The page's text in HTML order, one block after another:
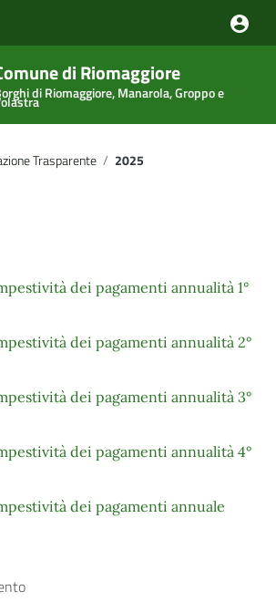
navigazionedi Riomaggiore
di Riomaggiore, Manarola, Groppo e
Trasparente / 2025
dei pagamenti annualità 1°
dei pagamenti annualità 2°
dei pagamenti annualità 3°
dei pagamenti annualità 4°
dei pagamenti annuale